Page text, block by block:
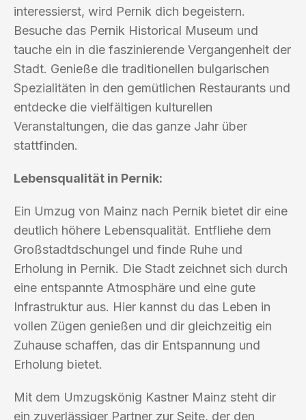
interessierst, wird Pernik dich begeistern.
Besuche das Pernik Historical Museum und
tauche ein in die faszinierende Vergangenheit der
Stadt. Genieße die traditionellen bulgarischen
Spezialitäten in den gemütlichen Restaurants und
entdecke die vielfältigen kulturellen
Veranstaltungen, die das ganze Jahr über
stattfinden.
Lebensqualität in Pernik:
Ein Umzug von Mainz nach Pernik bietet dir eine
deutlich höhere Lebensqualität. Entfliehe dem
Großstadtdschungel und finde Ruhe und
Erholung in Pernik. Die Stadt zeichnet sich durch
eine entspannte Atmosphäre und eine gute
Infrastruktur aus. Hier kannst du das Leben in
vollen Zügen genießen und dir gleichzeitig ein
Zuhause schaffen, das dir Entspannung und
Erholung bietet.
Mit dem Umzugskönig Kastner Mainz steht dir
ein zuverlässiger Partner zur Seite, der den